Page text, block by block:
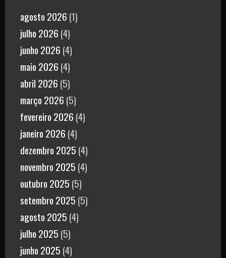
agosto 2026 (1)
julho 2026 (4)
junho 2026 (4)
maio 2026 (4)
abril 2026 (5)
março 2026 (5)
fevereiro 2026 (4)
janeiro 2026 (4)
dezembro 2025 (4)
novembro 2025 (4)
outubro 2025 (5)
setembro 2025 (5)
agosto 2025 (4)
julho 2025 (5)
junho 2025 (4)